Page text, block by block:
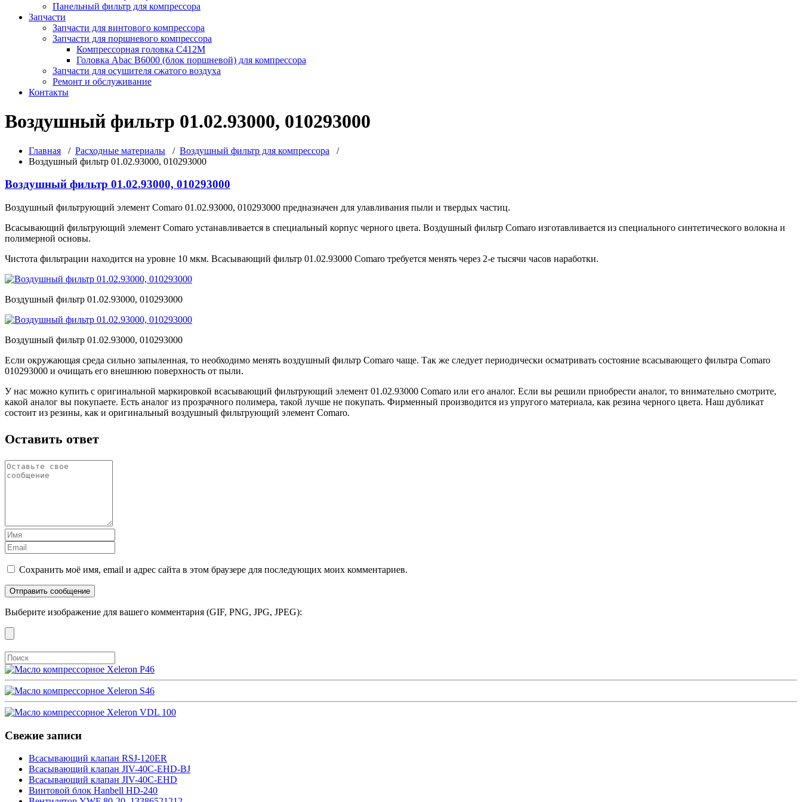
Панельный фильтр для компрессора
Запчасти
Запчасти для винтового компрессора
Запчасти для поршневого компрессора
Компрессорная головка С412М
Головка Abac B6000 (блок поршневой) для компрессора
Запчасти для осушителя сжатого воздуха
Ремонт и обслуживание
Контакты
Воздушный фильтр 01.02.93000, 010293000
Главная / Расходные материалы / Воздушный фильтр для компрессора /
Воздушный фильтр 01.02.93000, 010293000
Воздушный фильтр 01.02.93000, 010293000
Воздушный фильтрующий элемент Comaro 01.02.93000, 010293000 предназначен для улавливания пыли и твердых частиц.
Всасывающий фильтрующий элемент Comaro устанавливается в специальный корпус черного цвета. Воздушный фильтр Comaro изготавливается из специального синтетического волокна и
полимерной основы.
Чистота фильтрации находится на уровне 10 мкм. Всасывающий фильтр 01.02.93000 Comaro требуется менять через 2-е тысячи часов наработки.
Воздушный фильтр 01.02.93000, 010293000
Воздушный фильтр 01.02.93000, 010293000
Если окружающая среда сильно запыленная, то необходимо менять воздушный фильтр Comaro чаще. Так же следует периодически осматривать состояние всасывающего фильтра Comaro
010293000 и очищать его внешнюю поверхность от пыли.
У нас можно купить с оригинальной маркировкой всасывающий фильтрующий элемент 01.02.93000 Comaro или его аналог. Если вы решили приобрести аналог, то внимательно смотрите,
какой аналог вы покупаете. Есть аналог из прозрачного полимера, такой лучше не покупать. Фирменный производится из упругого материала, как резина черного цвета. Наш дубликат
состоит из резины, как и оригинальный воздушный фильтрующий элемент Comaro.
Оставить ответ
Сохранить моё имя, email и адрес сайта в этом браузере для последующих моих комментариев.
Выберите изображение для вашего комментария (GIF, PNG, JPG, JPEG):
Свежие записи
Всасывающий клапан RSJ-120ER
Всасывающий клапан JIV-40C-EHD-BJ
Всасывающий клапан JIV-40C-EHD
Винтовой блок Hanbell HD-240